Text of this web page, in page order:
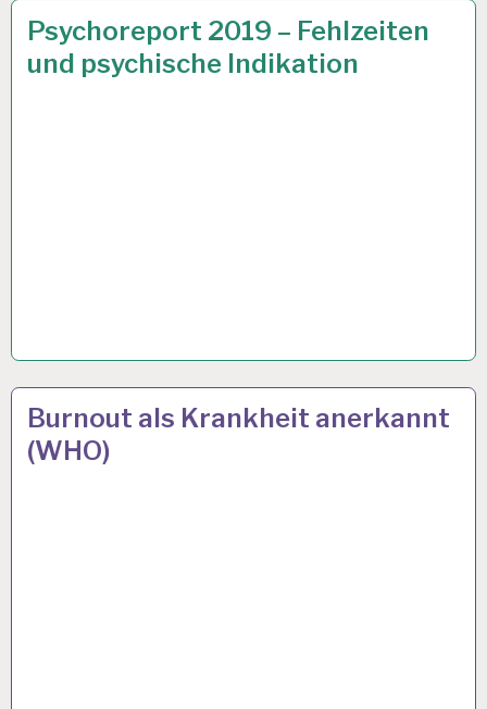
12-
STUNDEN-
ARBEITSTAG…
Psychoreport 2019 – Fehlzeiten
und psychische Indikation
26 JULI 2019
12-
STUNDEN-
ARBEITSTAG…
Burnout als Krankheit anerkannt
(WHO)
27 MAI 2019